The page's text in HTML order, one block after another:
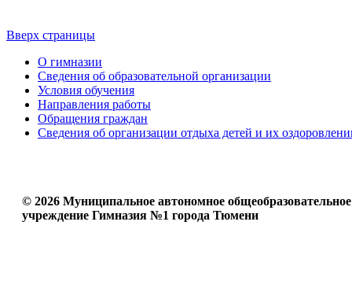
Вверх страницы
О гимназии
Сведения об образовательной организации
Условия обучения
Направления работы
Обращения граждан
Сведения об организации отдыха детей и их
© 2026 Муниципальное автономное общеобразовательное
учреждение Гимназия №1 города Тюмени